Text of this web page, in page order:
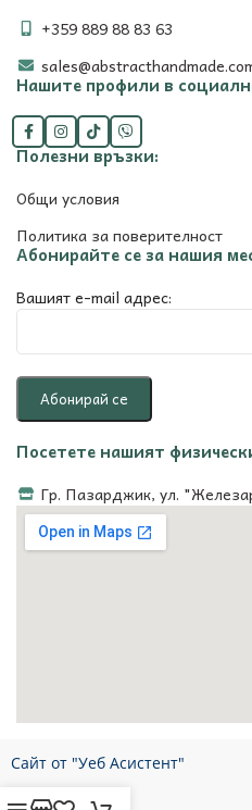
+359 889 88 83 63
Нашите профили в
Полезни връзки:
Общи условия
Политика за поверителност
Абонирайте се за нашия
Вашият e-mail адрес:
Посетете нашият
Гр. Пазарджик, ул.
Сайт от "Уеб Асистент"